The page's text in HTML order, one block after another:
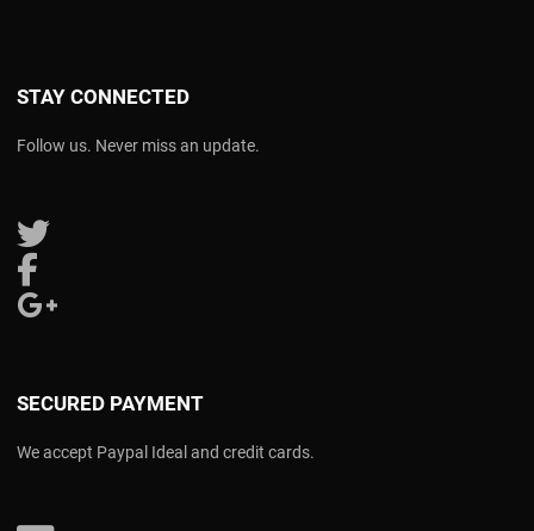
STAY CONNECTED
Follow us. Never miss an update.
Follow us on Twitter
SECURED PAYMENT
We accept Paypal Ideal and credit cards.